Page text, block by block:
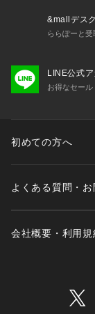
&mallデスク
ららぽーと
LINE公式ア
お得なセー
初めての方へ
よくある質問・
会社概要・利用規